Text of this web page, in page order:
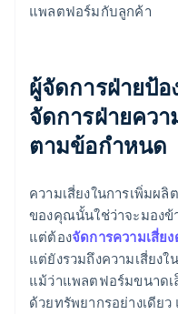
แพลตฟอร์มกับลูกค้า
ผู้จัดการฝ่ายป้
จัดการฝ่ายคว
ตามข้อกำหนด
ความเสี่ยงในการเพิ่มผ
ของคุณนั้นใช่ว่าจะมองข้
แต่ต้องจัดการความเสี่ย
แต่ยังรวมถึงความเสี่ยง
แม้ว่าแพลตฟอร์มขนาดเ
ด้วยทรัพยากรอย่างเดี